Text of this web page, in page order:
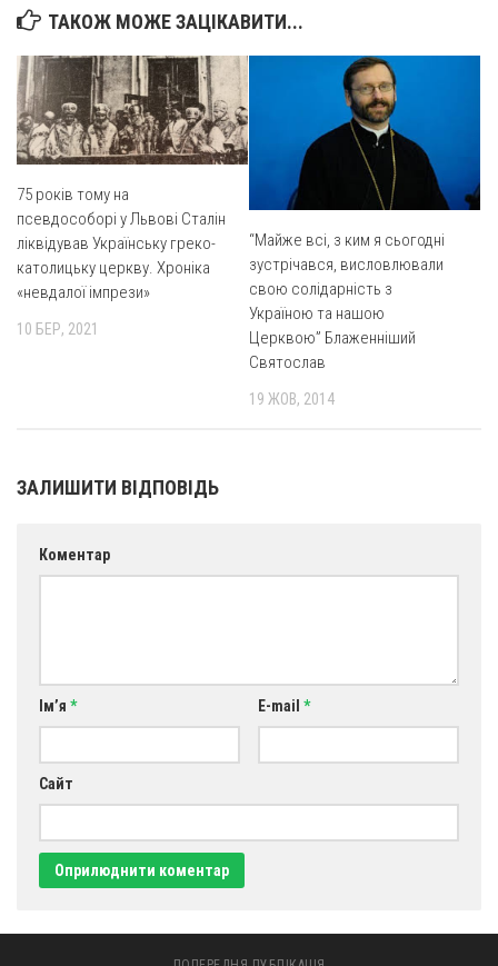
ТАКОЖ МОЖЕ ЗАЦІКАВИТИ...
75 років тому на
псевдособорі у Львові Сталін
ліквідував Українську греко-
католицьку церкву. Хроніка
«невдалої імпрези»
10 БЕР, 2021
“Майже всі, з ким я сьогодні
зустрічався, висловлювали
свою солідарність з
Україною та нашою
Церквою” Блаженніший
Святослав
19 ЖОВ, 2014
ЗАЛИШИТИ ВІДПОВІДЬ
Коментар
Ім’я * E-mail *
Сайт